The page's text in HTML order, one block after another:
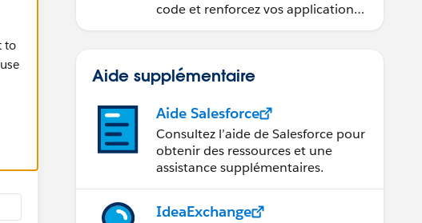
to
code et renforcez vos applications
Aide supplémentaire
Aide Salesforce
Consultez l’aide de Salesforce pour
obtenir des ressources et une
assistance supplémentaires.
IdeaExchange